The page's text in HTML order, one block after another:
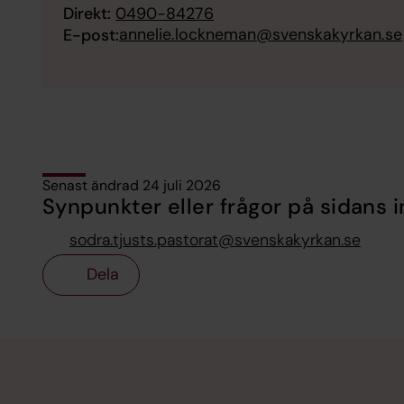
Direkt: 0490-84276
E-post:annelie.lockneman@svenskakyrkan.se
Senast ändrad 24 juli 2026
Synpunkter eller frågor på sidans
sodra.tjusts.pastorat@svenskakyrkan.se
Dela